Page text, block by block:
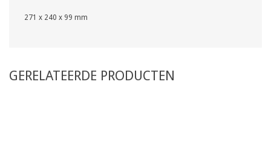
271 x 240 x 99 mm
GERELATEERDE PRODUCTEN